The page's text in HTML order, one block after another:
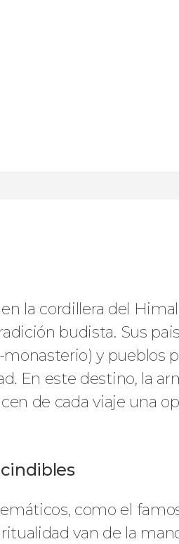
la cordillera del
budista. Sus
y pueblos
En este destino, la
de cada viaje una
como el
van de la